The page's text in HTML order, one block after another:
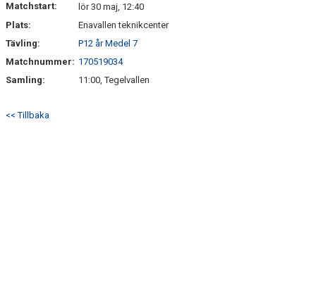
Matchstart:
lör 30 maj, 12:40
Plats:
Enavallen teknikcenter
Tävling:
P12 år Medel 7
Matchnummer: 170519034
Samling:
11:00, Tegelvallen
<< Tillbaka